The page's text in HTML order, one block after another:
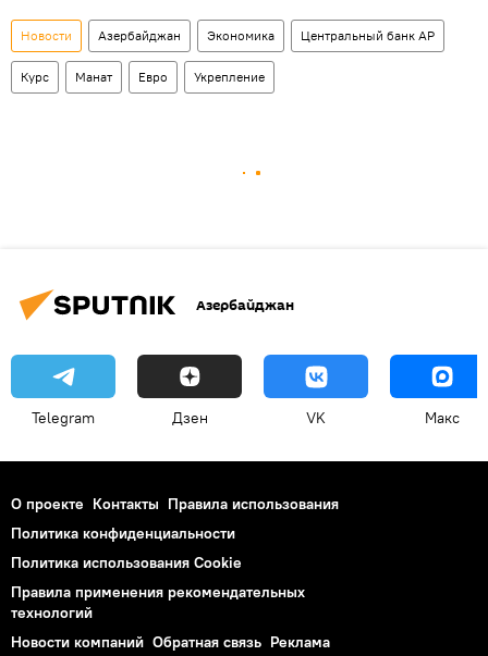
Новости Азербайджан Экономика Центральный банк АР
Курс Манат Евро Укрепление
Азербайджан
Telegram Дзен VK Макс
О проекте Контакты Правила использования
Политика конфиденциальности
Политика использования Cookie
Правила применения рекомендательных
технологий
Новости компаний Обратная связь Реклама